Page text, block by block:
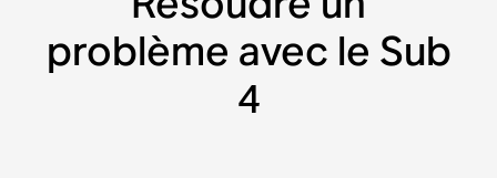
problème avec le Sub
4